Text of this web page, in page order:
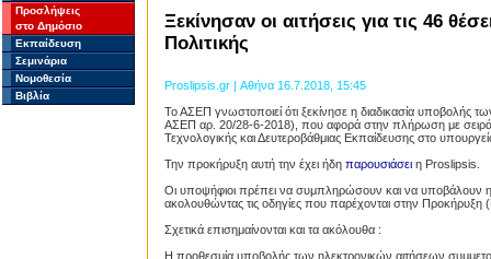
Προσλήψεις
στο Δημόσιο
Εκπαίδευση
Σεμινάρια
Νομοθεσία
Βιβλία
Ξεκίνησαν οι αιτήσεις για τις 46
Πολιτικής
Proslipsis.gr | Αθήνα 16.7.2018, 15:45
Το ΑΣΕΠ γνωστοποιεί ότι ξεκίνησε η διαδικασία
ΑΣΕΠ αρ. 20/28-6-2018), που αφορά στην πλήρωση με σειρά
Τεχνολογικής και Δευτεροβάθμιας Εκπαίδευσης στο
Την προκήρυξη αυτή την έχει ήδη παρουσιάσει η Proslipsis.
Οι υποψήφιοι πρέπει να συμπληρώσουν και να υποβάλουν
ακολουθώντας τις οδηγίες που παρέχονται στην Προκήρυξη
Σχετικά επισημαίνονται και τα ακόλουθα :
Η προθεσμία υποβολής των ηλεκτρονικών αιτήσεων